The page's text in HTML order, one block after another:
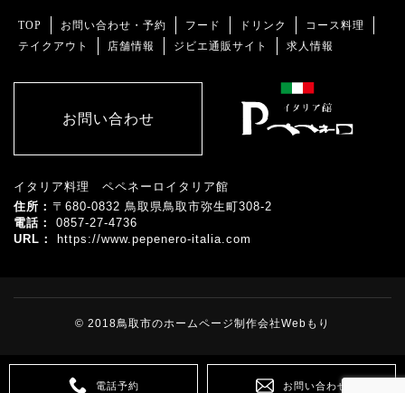
TOP お問い合わせ・予約 フード ドリンク
コース料理
テイクアウト
店舗情報 ジビエ通販サイト 求人情報
お問い合わせ
イタリア料理 ペペネーロイタリア館
住所： 〒680-0832 鳥取県鳥取市弥生町308-2
電話：
0857-27-4736
URL：
https://www.pepenero-italia.com
© 2018鳥取市のホームページ制作会社Webもり
電話予約 お問い合わせ